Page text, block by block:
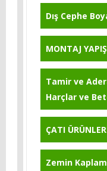
KB-Pur 214
Dış Cephe
MONTAJ
Tamir ve
Harçlar ve
ÇATI
Zemin